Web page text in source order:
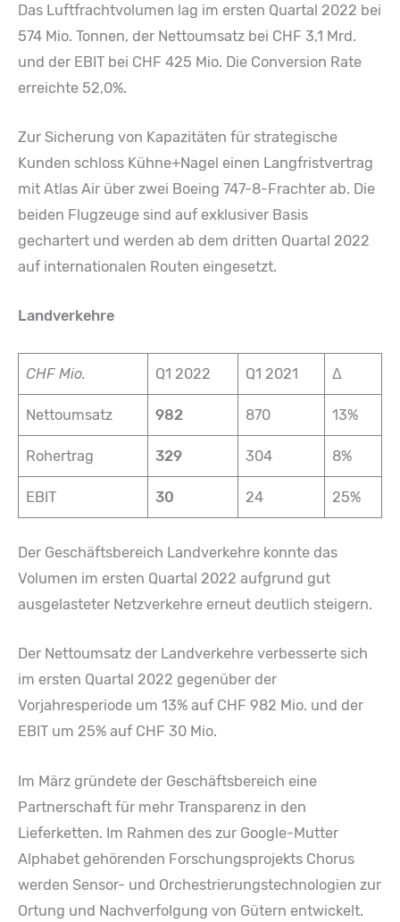
Das Luftfrachtvolumen lag im ersten Quartal 2022 bei
574 Mio. Tonnen, der Nettoumsatz bei CHF 3,1 Mrd.
und der EBIT bei CHF 425 Mio. Die Conversion Rate
erreichte 52,0%.
Zur Sicherung von Kapazitäten für strategische
Kunden schloss Kühne+Nagel einen Langfristvertrag
mit Atlas Air über zwei Boeing 747-8-Frachter ab. Die
beiden Flugzeuge sind auf exklusiver Basis
gechartert und werden ab dem dritten Quartal 2022
auf internationalen Routen eingesetzt.
Landverkehre
CHF Mio. Q1 2022 Q1 2021 Δ
Nettoumsatz 982 870 13%
Rohertrag 329 304 8%
EBIT 30 24 25%
Der Geschäftsbereich Landverkehre konnte das
Volumen im ersten Quartal 2022 aufgrund gut
ausgelasteter Netzverkehre erneut deutlich steigern.
Der Nettoumsatz der Landverkehre verbesserte sich
im ersten Quartal 2022 gegenüber der
Vorjahresperiode um 13% auf CHF 982 Mio. und der
EBIT um 25% auf CHF 30 Mio.
Im März gründete der Geschäftsbereich eine
Partnerschaft für mehr Transparenz in den
Lieferketten. Im Rahmen des zur Google-Mutter
Alphabet gehörenden Forschungsprojekts Chorus
werden Sensor- und Orchestrierungstechnologien zur
Ortung und Nachverfolgung von Gütern entwickelt.